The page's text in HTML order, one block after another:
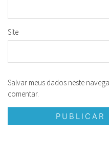
Site
Salvar meus dados neste
comentar.